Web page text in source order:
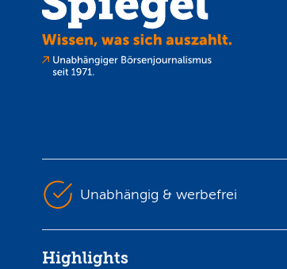
Unabhängig & werbefrei
Highlights